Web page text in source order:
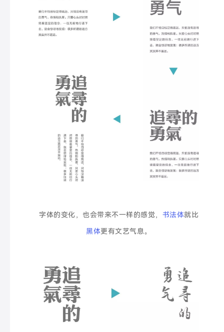
字体的变化，也会带来不一样的感觉， 书法体就比
黑体更有文艺气息。